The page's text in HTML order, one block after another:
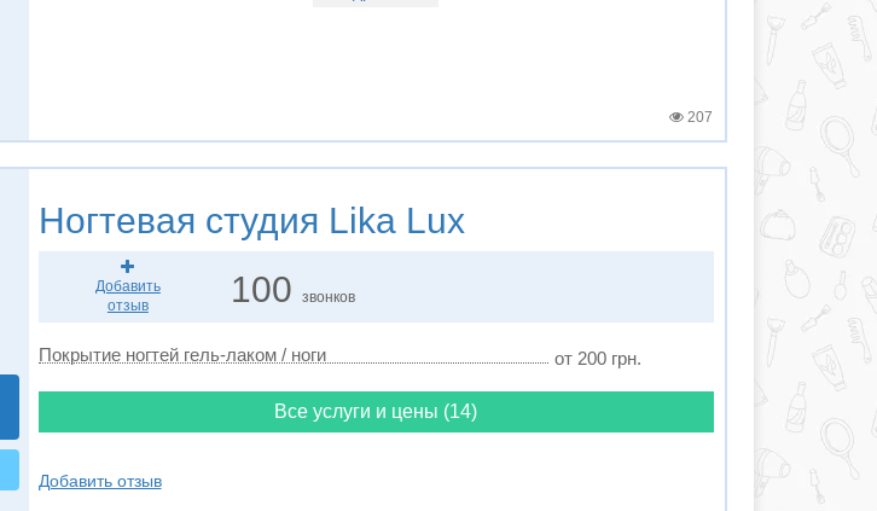
207
Ногтевая студия Lika Lux
Добавить
отзыв
100звонков
Покрытие ногтей гель-лаком / ноги от 200 грн.
Все услуги и цены (14)
Добавить отзыв